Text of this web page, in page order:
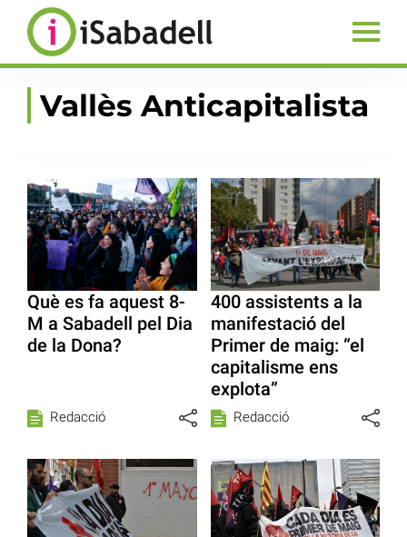
Vallès Anticapitalista
Què es fa aquest 8-
M a Sabadell pel Dia
de la Dona?
Redacció
400 assistents a la
manifestació del
Primer de maig: “el
capitalisme ens
explota”
Redacció